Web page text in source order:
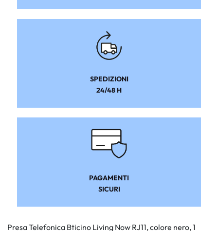
SPEDIZIONI
24/48 H
PAGAMENTI
SICURI
Presa Telefonica Bticino Living Now RJ11, colore nero, 1